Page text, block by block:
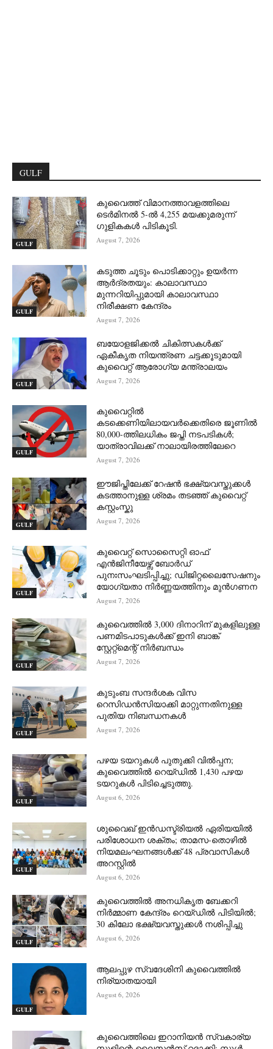
GULF
GULF
കുവൈത്ത് വിമാനത്താവളത്തിലെ
ടെർമിനൽ 5-ൽ 4,255 മയക്കുമരുന്ന്
ഗുളികകൾ പിടികൂടി.
August 7, 2026
GULF
കടുത്ത ചൂടും പൊടിക്കാറ്റും ഉയർന്ന
ആർദ്രതയും: കാലാവസ്ഥാ
മുന്നറിയിപ്പുമായി കാലാവസ്ഥാ
നിരീക്ഷണ കേന്ദ്രം
August 7, 2026
GULF
ബയോളജിക്കൽ ചികിത്സകൾക്ക്
ഏകീകൃത നിയന്ത്രണ ചട്ടക്കൂടുമായി
കുവൈറ്റ് ആരോഗ്യ മന്ത്രാലയം
August 7, 2026
GULF
കുവൈറ്റിൽ
കടക്കെണിയിലായവർക്കെതിരെ ജൂണിൽ
80,000-ത്തിലധികം ജപ്തി നടപടികൾ;
യാത്രാവിലക്ക് നാലായിരത്തിലേറെ
August 7, 2026
GULF
ഈജിപ്തിലേക്ക് റേഷൻ ഭക്ഷ്യവസ്തുക്കൾ
കടത്താനുള്ള ശ്രമം തടഞ്ഞ് കുവൈറ്റ്
കസ്റ്റംസ്കു
August 7, 2026
GULF
കുവൈറ്റ് സൊസൈറ്റി ഓഫ്
എൻജിനീയേഴ്സ് ബോർഡ്
പുനഃസംഘടിപ്പിച്ചു; ഡിജിറ്റലൈസേഷനും
യോഗ്യതാ നിർണ്ണയത്തിനും മുൻഗണന
August 7, 2026
GULF
കുവൈത്തിൽ 3,000 ദിനാറിന് മുകളിലുള്ള
പണമിടപാടുകൾക്ക് ഇനി ബാങ്ക്
സ്റ്റേറ്റ്‌മെന്റ് നിർബന്ധം
August 7, 2026
GULF
കുടുംബ സന്ദർശക വിസ
റെസിഡൻസിയാക്കി മാറ്റുന്നതിനുള്ള
പുതിയ നിബന്ധനകൾ
August 7, 2026
GULF
പഴയ ടയറുകൾ പുതുക്കി വിൽപ്പന;
കുവൈത്തിൽ റെയ്ഡിൽ 1,430 പഴയ
ടയറുകൾ പിടിച്ചെടുത്തു.
August 6, 2026
GULF
ശുവൈഖ് ഇൻഡസ്ട്രിയൽ ഏരിയയിൽ
പരിശോധന ശക്തം; താമസ-തൊഴിൽ
നിയമലംഘനങ്ങൾക്ക് 48 പ്രവാസികൾ
അറസ്റ്റിൽ
August 6, 2026
GULF
കുവൈത്തിൽ അനധികൃത ബേക്കറി
നിർമ്മാണ കേന്ദ്രം റെയ്ഡിൽ പിടിയിൽ;
30 കിലോ ഭക്ഷ്യവസ്തുക്കൾ നശിപ്പിച്ചു
August 6, 2026
GULF
ആലപ്പുഴ സ്വദേശിനി കുവൈത്തിൽ
നിര്യാതയായി
August 6, 2026
കുവൈത്തിലെ ഇറാനിയൻ സ്വകാര്യ